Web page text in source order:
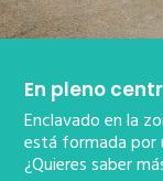
En pleno
Enclavado en la
está formada por
¿Quieres saber